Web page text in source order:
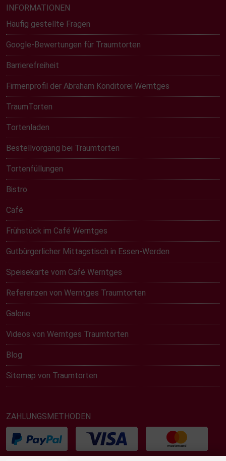
INFORMATIONEN
Häufig gestellte Fragen
Google-Bewertungen für Traumtorten
Barrierefreiheit
Firmenprofil der Abraham Konditorei Werntges
TraumTorten
Tortenladen
Bestellvorgang bei Traumtorten
Tortenfüllungen
Bistro
Café
Frühstück im Café Werntges
Gutbürgerlicher Mittagstisch in Essen-Werden
Speisekarte vom Café Werntges
Referenzen von Werntges Traumtorten
Galerie
Videos von Werntges Traumtorten
Blog
Sitemap von Traumtorten
ZAHLUNGSMETHODEN